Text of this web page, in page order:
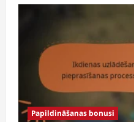
Jauni
papildinājumi,
Spēlētāju
atsauksmes
Papildināšanas bonusi